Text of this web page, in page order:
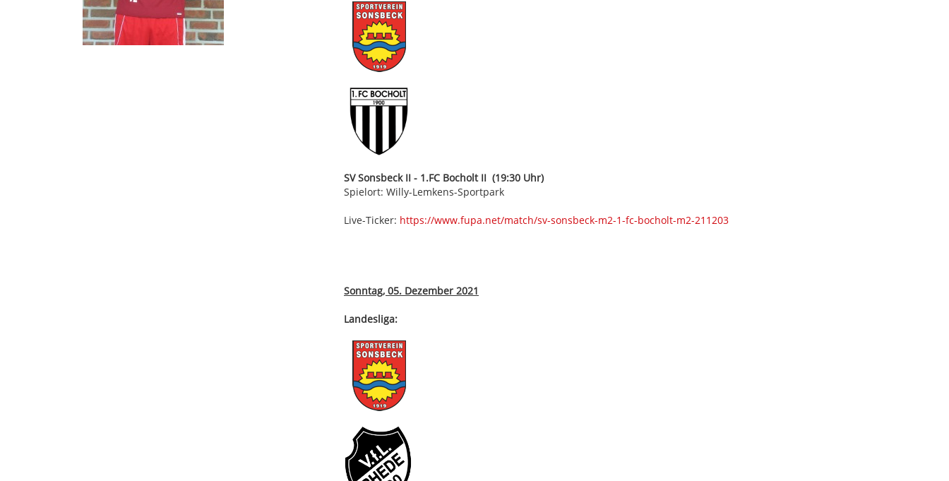
SV Sonsbeck II - 1.FC Bocholt II (19:30 Uhr)
Spielort: Willy-Lemkens-Sportpark
Live-Ticker: https://www.fupa.net/match/sv-sonsbeck-m2-1-fc-bocholt-m2-211203
Sonntag, 05. Dezember 2021
Landesliga: